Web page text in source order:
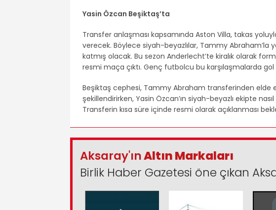
Yasin Özcan Beşiktaş’ta
Transfer anlaşması kapsamında Aston Villa, takas
verecek. Böylece siyah-beyazlılar, Tammy Abraham’la
katmış olacak. Bu sezon Anderlecht’te kiralık olarak
resmi maça çıktı. Genç futbolcu bu karşılaşmalarda gol
Beşiktaş cephesi, Tammy Abraham transferinden elde
şekillendirirken, Yasin Özcan’ın siyah-beyazlı ekipte
Transferin kısa süre içinde resmi olarak açıklanması
Aksaray'ınAltın Markaları
Birlik Haber Gazetesi öne çıkan